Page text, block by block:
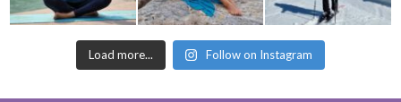
Load more... Follow on Instagram